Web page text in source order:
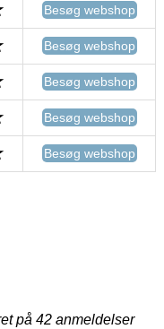
Besøg webshop
Besøg webshop
Besøg webshop
Besøg webshop
Besøg webshop
på 42 anmeldelser